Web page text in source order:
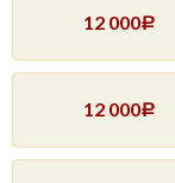
12 000Р
12 000Р